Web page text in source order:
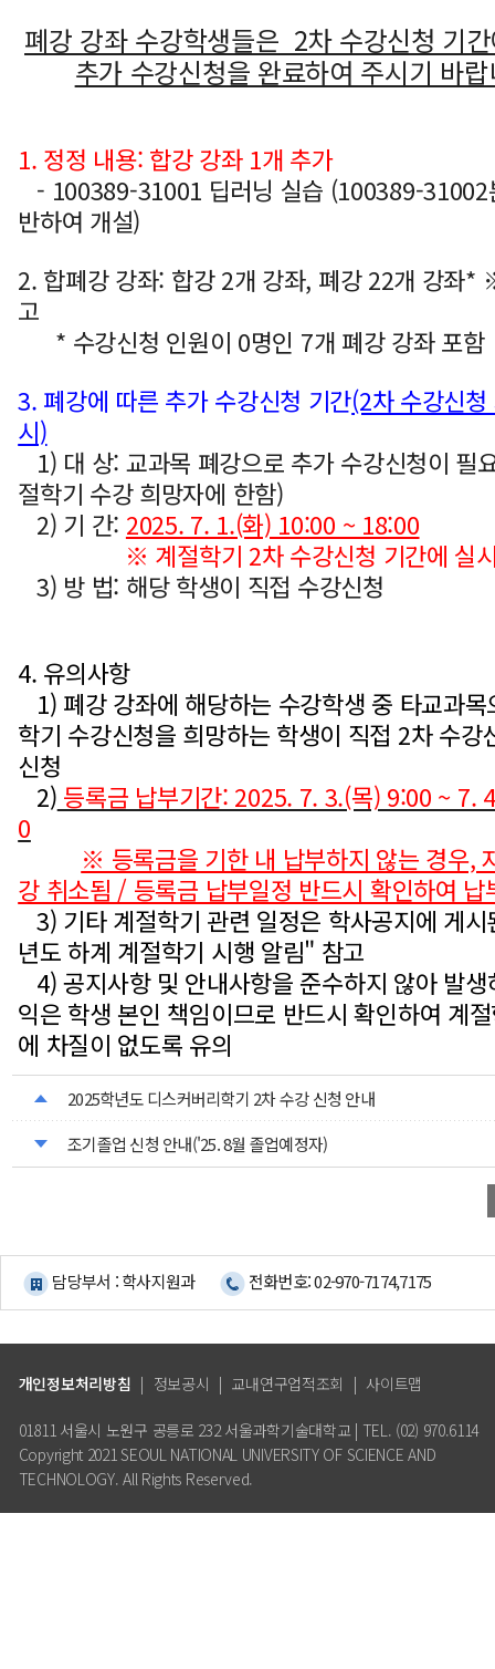
폐강 강좌 수강학생들은 2차 수강신청 기
추가 수강신청을 완료하여 주시기 바
1. 정정 내용: 합강 강좌 1개 추가
- 100389-31001 딥러닝 실습 (100389-31002
반하여 개설)
2. 합폐강 강좌: 합강 2개 강좌, 폐강 22개 강좌
고
* 수강신청 인원이 0명인 7개 폐강 강좌 포함
3. 폐강에 따른 추가 수강신청 기간(2차 수강신
시)
1) 대 상: 교과목 폐강으로 추가 수강신청이 필
절학기 수강 희망자에 한함)
2) 기 간: 2025. 7. 1.(화) 10:00 ~ 18:00
※ 계절학기 2차 수강신청 기간에 실
3) 방 법: 해당 학생이 직접 수강신청
4. 유의사항
1) 폐강 강좌에 해당하는 수강학생 중 타교과
학기 수강신청을 희망하는 학생이 직접 2차 수강
신청
2) 등록금 납부기간: 2025. 7. 3.(목) 9:00 ~ 7.
0
※ 등록금을 기한 내 납부하지 않는 경우,
강 취소됨 / 등록금 납부일정 반드시 확인하여 납
3) 기타 계절학기 관련 일정은 학사공지에 게
년도 하계 계절학기 시행 알림" 참고
4) 공지사항 및 안내사항을 준수하지 않아 발
익은 학생 본인 책임이므로 반드시 확인하여 계
에 차질이 없도록 유의
2025학년도 디스커버리학기 2차 수강 신청 안내
조기졸업 신청 안내('25. 8월 졸업예정자)
담당부서 : 학사지원과 전화번호: 02-970-7174,7175
개인정보처리방침 | 정보공시 | 교내연구업적조회 | 사이트맵
01811 서울시 노원구 공릉로 232 서울과학기술대학교 | TEL. (02) 970.6114
Copyright 2021 SEOUL NATIONAL UNIVERSITY OF SCIENCE AND
TECHNOLOGY. All Rights Reserved.